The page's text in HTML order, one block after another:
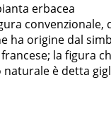
erbacea
convenzionale,
ha origine dal
la figura
naturale è detta